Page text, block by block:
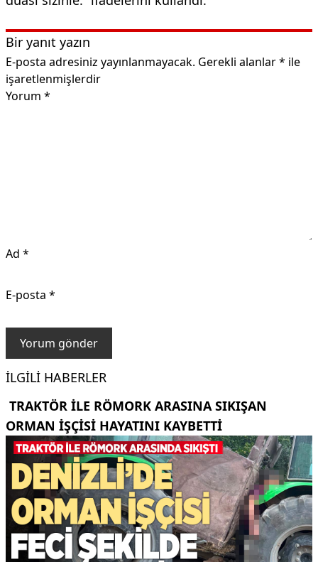
Bir yanıt yazın
E-posta adresiniz yayınlanmayacak. Gerekli alanlar* ile
işaretlenmişlerdir
Yorum *
Ad *
E-posta *
İLGILI HABERLER
TRAKTÖR ILE RÖMORK ARASINA SIKIŞAN
ORMAN IŞÇISI HAYATINI KAYBETTI